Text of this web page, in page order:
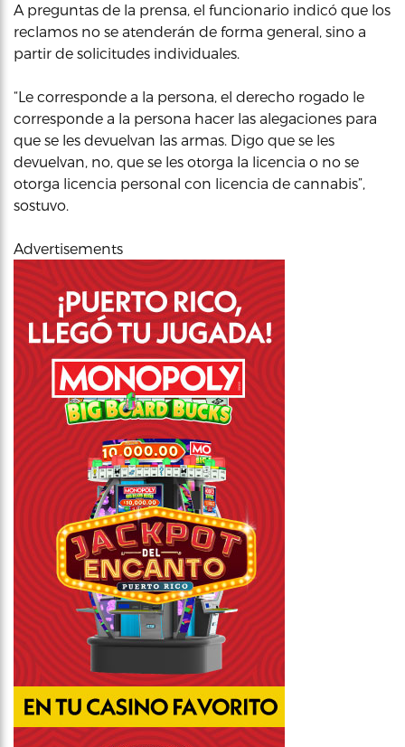
A preguntas de la prensa, el funcionario indicó que los
reclamos no se atenderán de forma general, sino a
partir de solicitudes individuales.
“Le corresponde a la persona, el derecho rogado le
corresponde a la persona hacer las alegaciones para
que se les devuelvan las armas. Digo que se les
devuelvan, no, que se les otorga la licencia o no se
otorga licencia personal con licencia de cannabis”,
sostuvo.
Advertisements